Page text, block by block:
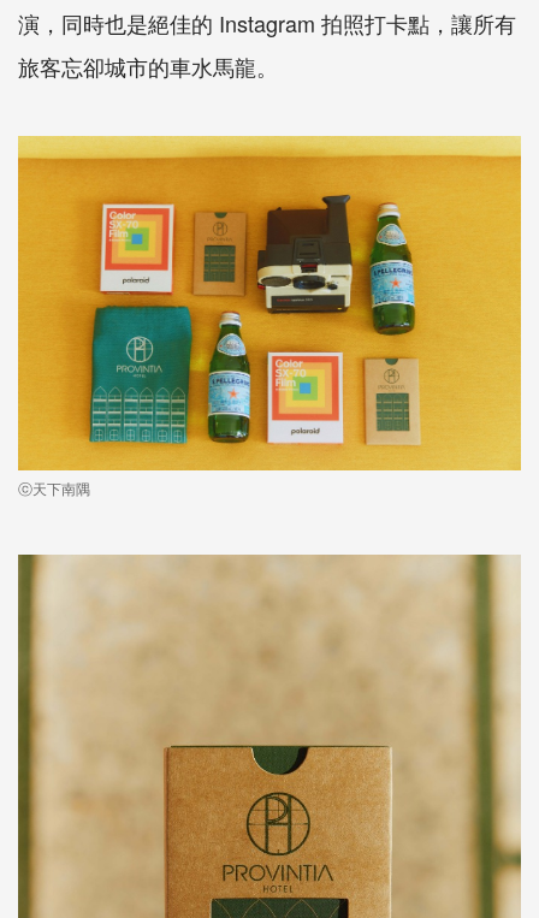
演，同時也是絕佳的 Instagram 拍照打卡點，讓所有
旅客忘卻城市的車水馬龍。
ⓒ天下南隅